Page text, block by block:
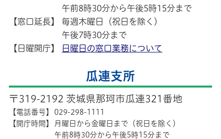
午前8時30分から午後5時15分まで
【窓口延長】
毎週木曜日（祝日を除く）
午後7時30分まで
【日曜開庁】
日曜日の窓口業務について
瓜連支所
〒319-2192 茨城県那珂市瓜連321番地
【電話番号】
029-298-1111
【開庁時間】
月曜日から金曜日まで（祝日を除く）
午前8時30分から午後5時15分まで